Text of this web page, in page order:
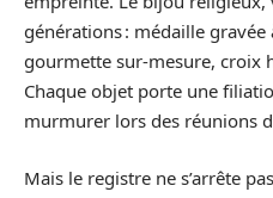
générations : médaille gravée
gourmette sur-mesure, croix
Chaque objet porte une
murmurer lors des réunions
Mais le registre ne s’arrête